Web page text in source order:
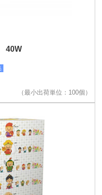
40W
（最小出荷単位：100個）